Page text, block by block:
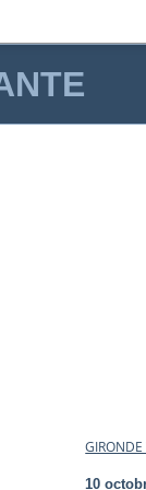
10